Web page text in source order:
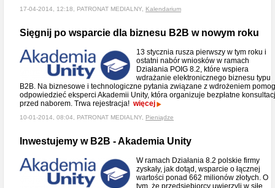
17-04-2014, 12:18, PATRONAT MEDIALNY, Kalendarium
Sięgnij po wsparcie dla biznesu B2B w nowym roku
13 stycznia rusza pierwszy w tym roku i
ostatni nabór wniosków w ramach
Działania POIG 8.2, które wspiera
wdrażanie elektronicznego biznesu typu
B2B. Na biznesowe i technologiczne pytania związane z wdrożeniem
odpowiedzieć eksperci Akademii Unity, która organizuje bezpłatne
przed naborem. Trwa rejestracja! więcej
10-01-2014, 08:04, PATRONAT MEDIALNY, Pieniądze
Inwestujemy w B2B - Akademia Unity
W ramach Działania 8.2 polskie firmy
zyskały, jak dotąd, wsparcie o łącznej
wartości ponad 662 milionów złotych. O
tym, że przedsiębiorcy uwierzyli w siłę